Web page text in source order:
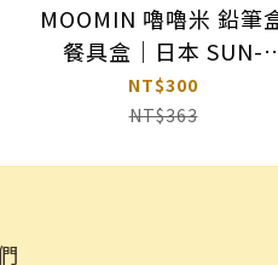
MOOMIN 嚕嚕米 鉛筆
餐具盒｜日本 SUN-
STAR
NT$300
NT$363